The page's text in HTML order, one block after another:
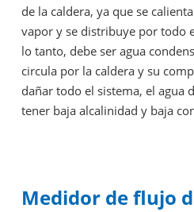
de la caldera, ya que se
vapor y se distribuye por todo
lo tanto, debe ser agua
circula por la caldera y su
dañar todo el sistema, el agua
tener baja alcalinidad y baja
Medidor de flujo